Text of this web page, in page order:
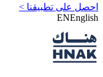
احصل على تطبيقنا >
ENEnglish